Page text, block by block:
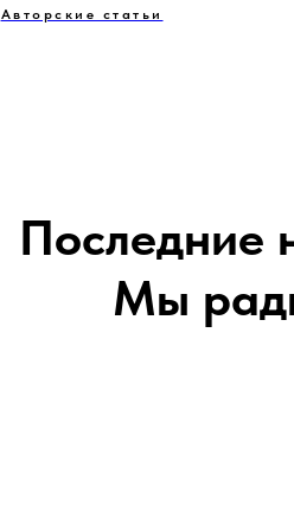
Авторские статьи
Последние
Мы